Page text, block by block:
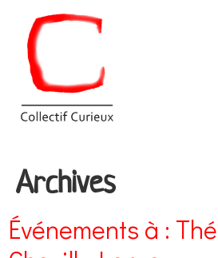
Archives
Événements à :